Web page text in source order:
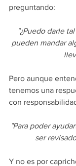
preguntando:
"¿Puedo darle
pueden mandar
Pero aunque
tenemos una
con
"Para poder
ser
Y no es por